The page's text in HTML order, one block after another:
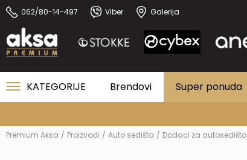
062/80-14-497 Viber Galerija
KATEGORIJE Brendovi Super ponuda
Premium Aksa Proizvodi Auto sedišta Dodaci za autosedišta